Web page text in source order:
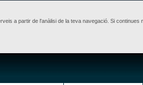
a partir de l'anàlisi de la teva navegació. Si